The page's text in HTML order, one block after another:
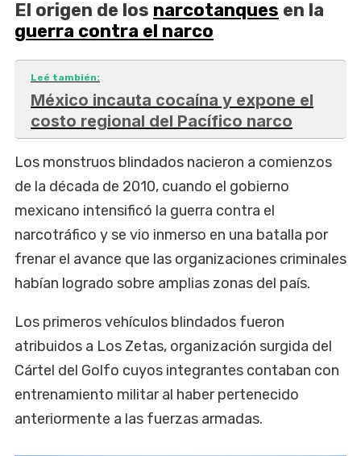
El origen de los narcotanques en la
guerra contra el narco
Leé también:
México incauta cocaína y expone el
costo regional del Pacífico narco
Los monstruos blindados nacieron a comienzos
de la década de 2010, cuando el gobierno
mexicano intensificó la guerra contra el
narcotráfico y se vio inmerso en una batalla por
frenar el avance que las organizaciones criminales
habían logrado sobre amplias zonas del país.
Los primeros vehículos blindados fueron
atribuidos a Los Zetas, organización surgida del
Cártel del Golfo cuyos integrantes contaban con
entrenamiento militar al haber pertenecido
anteriormente a las fuerzas armadas.